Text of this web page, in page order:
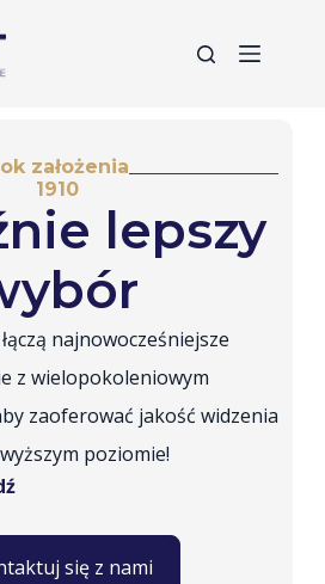
założenia
1910
lepszy
najnowocześniejsze
z wielopokoleniowym
zaoferować jakość widzenia
poziomie!
się z nami